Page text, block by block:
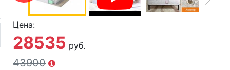
Доставка по городу
Цена:
28535 руб.
43900